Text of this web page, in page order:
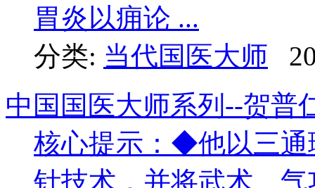
胃炎以痈论 ...
分类: 当代国医大师
中国国医大师系列--贺
核心提示：◆他以三通
针技术，并将武术、